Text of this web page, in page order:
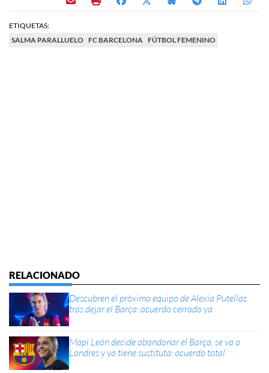
ETIQUETAS:
SALMA PARALLUELO FC BARCELONA FÚTBOL FEMENINO
Descubren el próximo equipo de Alexia Putellas
tras dejar el Barça: acuerdo cerrado ya
Mapi León decide abandonar el Barça, se va a
Londres y ya tiene sustituta: acuerdo total